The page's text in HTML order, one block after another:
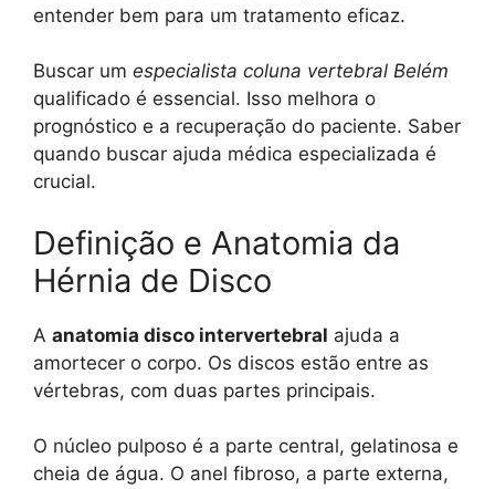
entender bem para um tratamento eficaz.
Buscar um especialista coluna vertebral Belém
qualificado é essencial. Isso melhora o
prognóstico e a recuperação do paciente. Saber
quando buscar ajuda médica especializada é
crucial.
Definição e Anatomia da
Hérnia de Disco
A anatomia disco intervertebral ajuda a
amortecer o corpo. Os discos estão entre as
vértebras, com duas partes principais.
O núcleo pulposo é a parte central, gelatinosa e
cheia de água. O anel fibroso, a parte externa,